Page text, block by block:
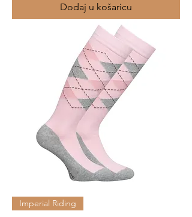
Dodaj u košaricu
Imperial Riding